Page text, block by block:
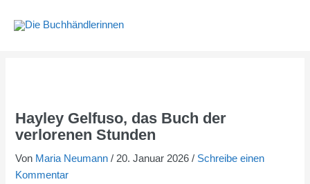
Inhalt
Hayley Gelfuso, das Buch der
verlorenen Stunden
Von Maria Neumann/ 20. Januar 2026/ Schreibe einen
Kommentar